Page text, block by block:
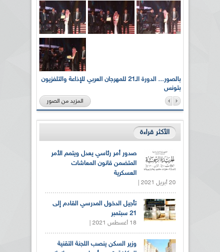
بالصور... الدورة الـ21 للمهرجان العربي للإذاعة والتلفزيون
بتونس
المزيد من الصور
الأكثر قراءة
صدور أمر رئاسي يعدل ويتمم الأمر
المتضمن قانون المعاشات
العسكرية
20 أبريل 2021 |
تأجيل الدخول المدرسي القادم إلى
21 سبتمبر
18 أغسطس 2021 |
وزير السكن ينصب اللجنة التقنية